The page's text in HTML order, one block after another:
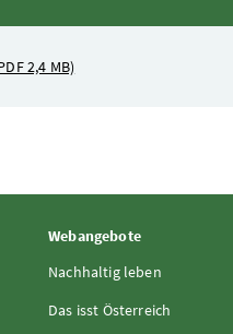
2,4 MB)
Webangebote
Nachhaltig leben
Das isst Österreich